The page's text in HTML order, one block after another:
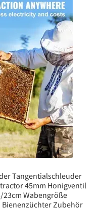
Tangentialschleuder
45mm Honigventil
23cm Wabengröße
Zubehör